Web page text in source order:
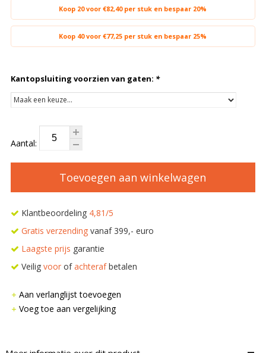
Koop 20 voor €82,40 per stuk en bespaar 20%
Koop 40 voor €77,25 per stuk en bespaar 25%
Kantopsluiting voorzien van gaten: *
Aantal:
Toevoegen aan winkelwagen
Klantbeoordeling 4,81/5
Gratis verzendingvanaf 399,- euro
Laagste prijs garantie
Veilig voorofachterafbetalen
Aan verlanglijst toevoegen
Voeg toe aan vergelijking